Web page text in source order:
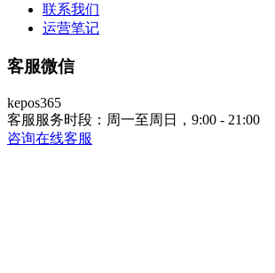
联系我们
运营笔记
客服微信
kepos365
客服服务时段：周一至周日，9:00 - 21:00
咨询在线客服